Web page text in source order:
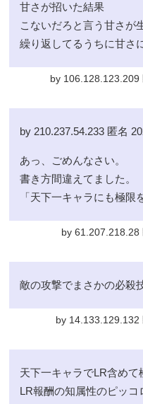
甘さが招いた結果
こないだろと言う甘さが
繰り返してるうちに甘さ
by 106.128.123.209
by 210.237.54.233 匿名
あっ、ごめんなさい。
書き方間違えてました。
「天下一キャラにも極限
by 61.207.218.28
敵の攻撃でまさかの必殺
by 14.133.129.132
天下一キャラでLR含め
LR報酬の知属性のピッコ